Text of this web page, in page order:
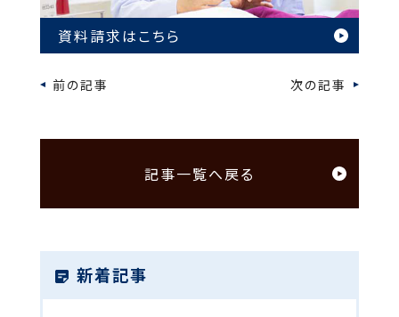
資料請求はこちら
前の記事 次の記事
記事一覧へ戻る
新着記事